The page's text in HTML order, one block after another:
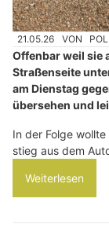
21.05.26 VON
Offenbar weil sie
Straßenseite
am Dienstag
übersehen und
In der Folge
stieg aus dem
Weiterlesen